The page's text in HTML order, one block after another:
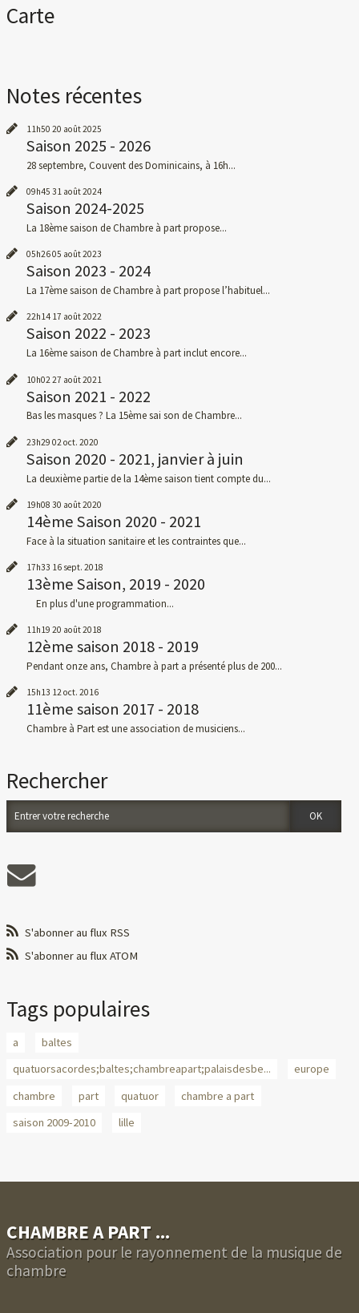
Carte
Notes récentes
11h50 20 août 2025
Saison 2025 - 2026
28 septembre, Couvent des Dominicains, à 16h...
09h45 31 août 2024
Saison 2024-2025
La 18ème saison de Chambre à part propose...
05h2605 août 2023
Saison 2023 - 2024
La 17ème saison de Chambre à part propose l’habituel...
22h14 17 août 2022
Saison 2022 - 2023
La 16ème saison de Chambre à part inclut encore...
10h02 27 août 2021
Saison 2021 - 2022
Bas les masques ? La 15ème sai son de Chambre...
23h29 02 oct. 2020
Saison 2020 - 2021, janvier à juin
La deuxième partie de la 14ème saison tient compte du...
19h08 30 août 2020
14ème Saison 2020 - 2021
Face à la situation sanitaire et les contraintes que...
17h33 16 sept. 2018
13ème Saison, 2019 - 2020
En plus d'une programmation...
11h19 20 août 2018
12ème saison 2018 - 2019
Pendant onze ans, Chambre à part a présenté plus de 200...
15h13 12oct. 2016
11ème saison 2017 - 2018
Chambre à Part est une association de musiciens...
Rechercher
S'abonner au flux RSS
S'abonner au flux ATOM
Tags populaires
a
baltes
quatuorsacordes;baltes;chambreapart;palaisdesbe...
europe
chambre
part quatuor
chambre a part
saison 2009-2010
lille
CHAMBRE A PART ...
Association pour le rayonnement de la musique de
chambre